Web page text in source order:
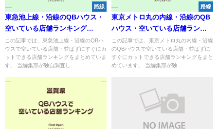
路線
東急池上線・沿線のQBハウス・
空いている店舗ランキング
【2026年6月】
この記事では、東急池上線・沿線のQBハ
ウスで空いている店舗・並ばずにすぐにカ
ットできる店舗ランキングをまとめていま
す。 当編集部が独自調査し...
路線
東京メトロ丸の内線・沿線のQB
ハウス・空いている店舗ランキ
ング【2026年6月】
この記事では、東京メトロ丸の内線・沿線
のQBハウスで空いている店舗・並ばずに
すぐにカットできる店舗ランキングをまと
めています。 当編集部が独...